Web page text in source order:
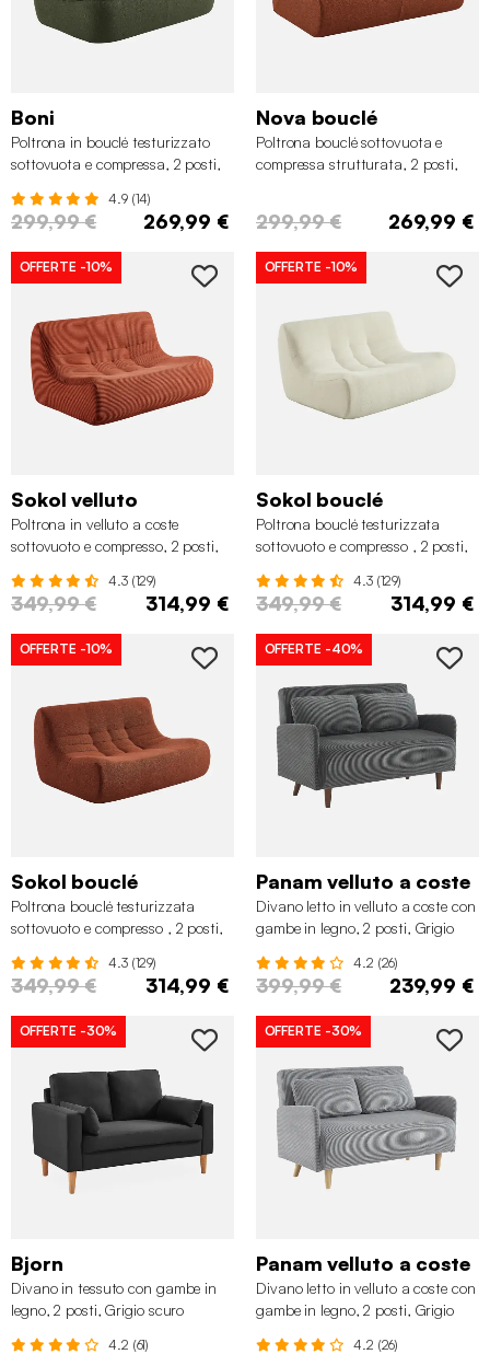
Boni
Poltrona in bouclé testurizzato
sottovuota e compressa, 2 posti,
4.9 (14)
299,99 € 269,99 €
Nova bouclé
Poltrona bouclé sottovuota e
compressa strutturata, 2 posti,
299,99 € 269,99 €
OFFERTE -10%
Sokol velluto
Poltrona in velluto a coste
sottovuoto e compresso, 2 posti,
4.3 (129)
349,99 € 314,99 €
OFFERTE -10%
Sokol bouclé
Poltrona bouclé testurizzata
sottovuoto e compresso , 2 posti,
4.3 (129)
349,99 € 314,99 €
OFFERTE -10%
Sokol bouclé
Poltrona bouclé testurizzata
sottovuoto e compresso , 2 posti,
4.3 (129)
349,99 € 314,99 €
OFFERTE -40%
Panam velluto a coste
Divano letto in velluto a coste con
gambe in legno, 2 posti, Grigio
4.2 (26)
399,99 € 239,99 €
OFFERTE -30%
Bjorn
Divano in tessuto con gambe in
legno, 2 posti, Grigio scuro
4.2 (61)
OFFERTE -30%
Panam velluto a coste
Divano letto in velluto a coste con
gambe in legno, 2 posti, Grigio
4.2 (26)